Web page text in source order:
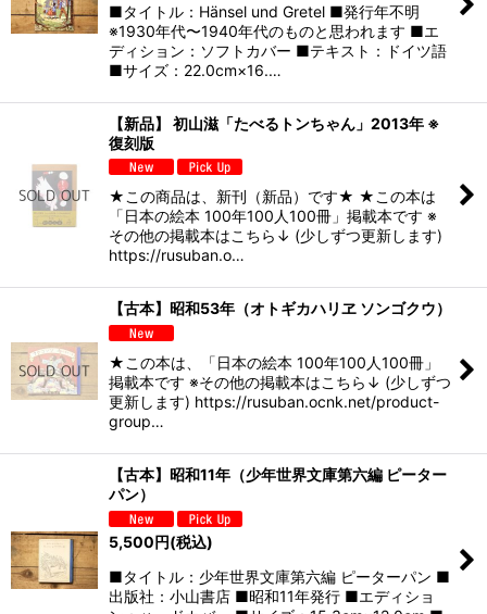
■タイトル：Hänsel und Gretel ■発行年不明
※1930年代〜1940年代のものと思われます ■エ
ディション：ソフトカバー ■テキスト：ドイツ語
■サイズ：22.0cm×16.…
【新品】 初山滋「たべるトンちゃん」2013年 ※
復刻版
★この商品は、新刊（新品）です★ ★この本は
「日本の絵本 100年100人100冊」掲載本です ※
その他の掲載本はこちら↓ (少しずつ更新します)
https://rusuban.o…
【古本】昭和53年（オトギカハリヱ ソンゴクウ）
★この本は、「日本の絵本 100年100人100冊」
掲載本です ※その他の掲載本はこちら↓ (少しずつ
更新します) https://rusuban.ocnk.net/product-
group…
【古本】昭和11年（少年世界文庫第六編 ピーター
パン）
5,500円(税込)
■タイトル：少年世界文庫第六編 ピーターパン ■
出版社：小山書店 ■昭和11年発行 ■エディショ